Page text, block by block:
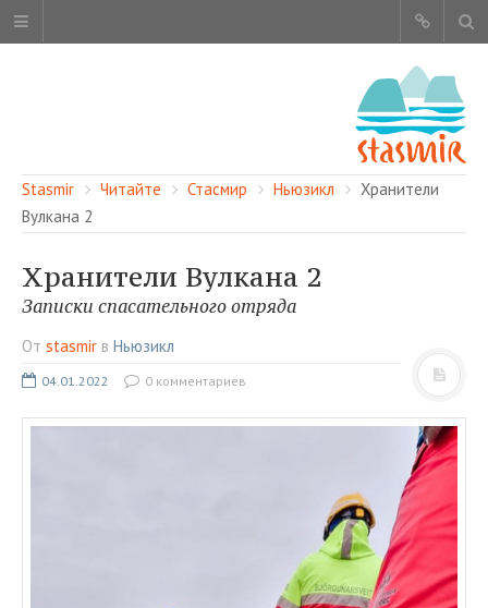
ОБ ЭТОМ САЙТЕ
ЧИТАЙТЕ
СМОТРИТЕ
Stasmir Читайте Стасмир Ньюзикл
Хранители
Вулкана 2
Хранители Вулкана 2
Записки спасательного отряда
От stasmir в Ньюзикл
04.01.2022 0 комментариев